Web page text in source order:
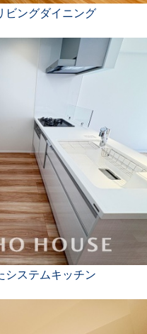
ビングダイニング
システムキッチン